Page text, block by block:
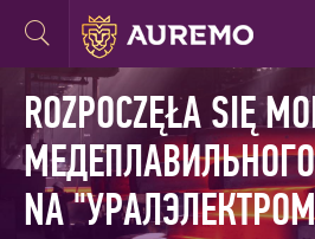
ROZPOCZĘŁA SIĘ
МЕДЕПЛАВИЛЬНОГО
NA